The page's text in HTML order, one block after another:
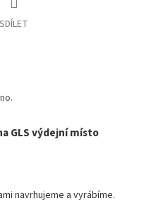
SDÍLET
GLS výdejní místo
navrhujeme a vyrábíme.